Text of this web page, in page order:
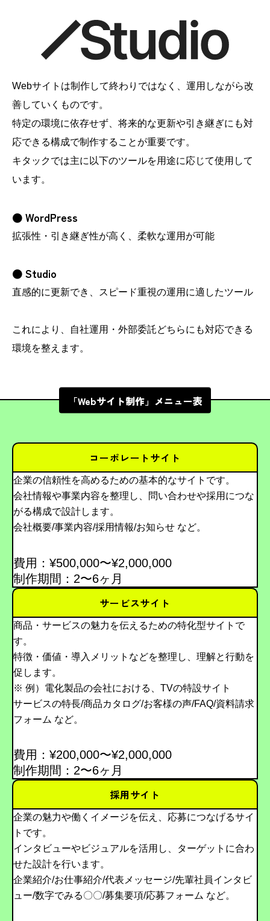
Webサイトは制作して終わりではなく、運用しながら改
善していくものです。
特定の環境に依存せず、将来的な更新や引き継ぎにも対
応できる構成で制作することが重要です。
キタックでは主に以下のツールを用途に応じて使用して
います。
WordPress
拡張性・引き継ぎ性が高く、柔軟な運用が可能
Studio
直感的に更新でき、スピード重視の運用に適したツール
これにより、自社運用・外部委託どちらにも対応できる
環境を整えます。
「Webサイト制作」メニュー表
コーポレートサイト
企業の信頼性を高めるための基本的なサイトです。
会社情報や事業内容を整理し、問い合わせや採用につな
がる構成で設計します。
会社概要/事業内容/採用情報/お知らせ など。
費用：¥500,000〜¥2,000,000
制作期間：2〜6ヶ月
サービスサイト
商品・サービスの魅力を伝えるための特化型サイトで
す。
特徴・価値・導入メリットなどを整理し、理解と行動を
促します。
※ 例）電化製品の会社における、TVの特設サイト
サービスの特長/商品カタログ/お客様の声/FAQ/資料請求
フォーム など。
費用：¥200,000〜¥2,000,000
制作期間：2〜6ヶ月
採用サイト
企業の魅力や働くイメージを伝え、応募につなげるサイ
トです。
インタビューやビジュアルを活用し、ターゲットに合わ
せた設計を行います。
企業紹介/お仕事紹介/代表メッセージ/先輩社員インタビ
ュー/数字でみる〇〇/募集要項/応募フォーム など。